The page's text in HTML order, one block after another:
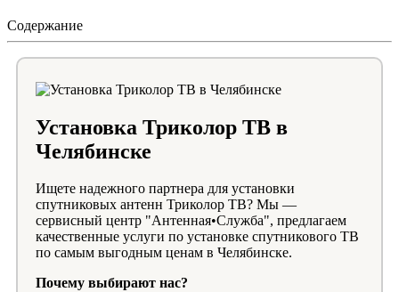
Содержание
Установка Триколор ТВ в
Челябинске
Ищете надежного партнера для установки
спутниковых антенн Триколор ТВ? Мы —
сервисный центр "Антенная•Служба", предлагаем
качественные услуги по установке спутникового ТВ
по самым выгодным ценам в Челябинске.
Почему выбирают нас?